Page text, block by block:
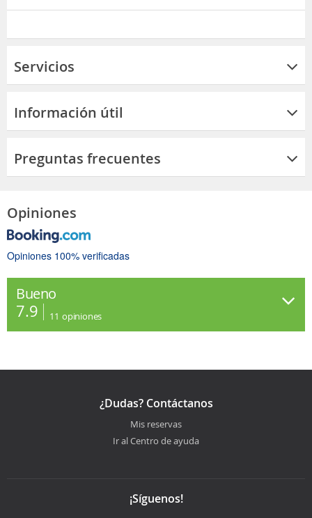
Servicios
Información útil
Preguntas frecuentes
Opiniones
Opiniones 100% verificadas
Bueno
7.9 11 opiniones
¿Dudas? Contáctanos
Mis reservas
Ir al Centro de ayuda
¡Síguenos!